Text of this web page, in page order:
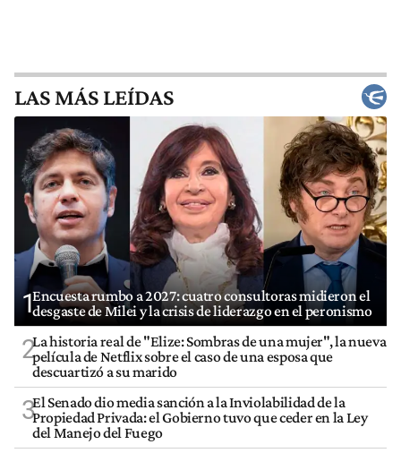
LAS MÁS LEÍDAS
1Encuesta rumbo a 2027: cuatro consultoras midieron el
desgaste de Milei y la crisis de liderazgo en el peronismo
2La historia real de "Elize: Sombras de una mujer", la nueva
película de Netflix sobre el caso de una esposa que
descuartizó a su marido
3El Senado dio media sanción a la Inviolabilidad de la
Propiedad Privada: el Gobierno tuvo que ceder en la Ley
del Manejo del Fuego